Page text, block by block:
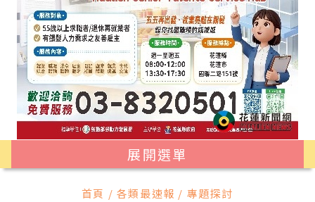
展開選單
首頁 / 各類最速報 / 專題探討